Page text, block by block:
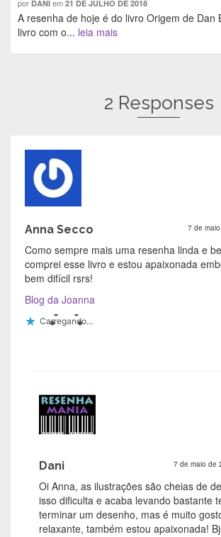
por DANI em 21 DE JULHO DE 2018
A resenha de hoje é do livro Origem de Dan
livro com o... leia mais
2 Responses
Anna Secco 7 de
Como sempre mais uma resenha linda e
comprei esse livro e estou apaixonada
bem difícil rsrs!
Blog da Joanna
Carregando...
Dani 7 de maio de
Oi Anna, as ilustrações são cheias de
isso dificulta e acaba levando bastante
terminar um desenho, mas é muito
relaxante, também estou apaixonada!